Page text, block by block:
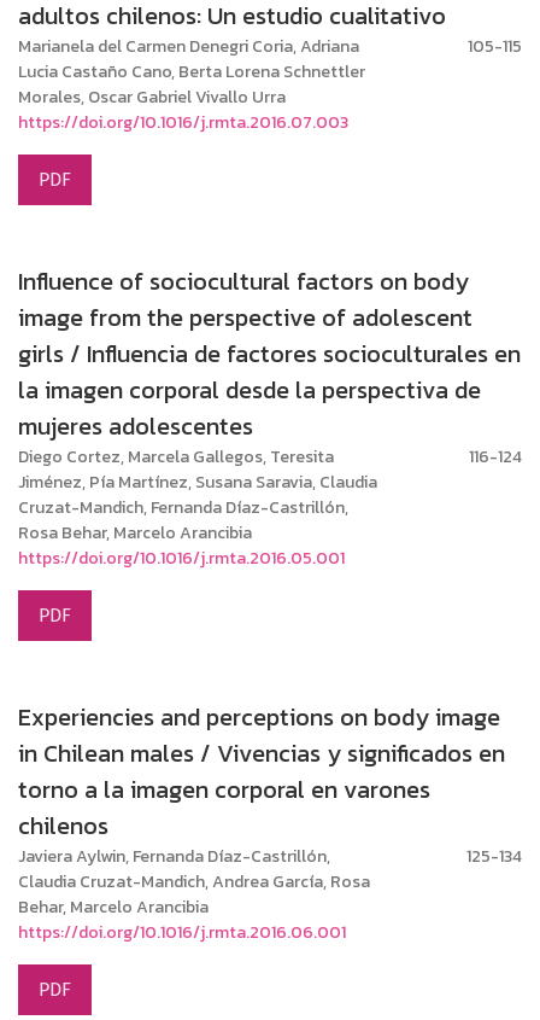
adultos chilenos: Un estudio cualitativo
Marianela del Carmen Denegri Coria, Adriana
Lucia Castaño Cano, Berta Lorena Schnettler
Morales, Oscar Gabriel Vivallo Urra
105-115
https://doi.org/10.1016/j.rmta.2016.07.003
PDF
Influence of sociocultural factors on body
image from the perspective of adolescent
girls / Influencia de factores socioculturales en
la imagen corporal desde la perspectiva de
mujeres adolescentes
Diego Cortez, Marcela Gallegos, Teresita
Jiménez, Pía Martínez, Susana Saravia, Claudia
Cruzat-Mandich, Fernanda Díaz-Castrillón,
Rosa Behar, Marcelo Arancibia
116-124
https://doi.org/10.1016/j.rmta.2016.05.001
PDF
Experiencies and perceptions on body image
in Chilean males / Vivencias y significados en
torno a la imagen corporal en varones
chilenos
Javiera Aylwin, Fernanda Díaz-Castrillón,
Claudia Cruzat-Mandich, Andrea García, Rosa
Behar, Marcelo Arancibia
125-134
https://doi.org/10.1016/j.rmta.2016.06.001
PDF